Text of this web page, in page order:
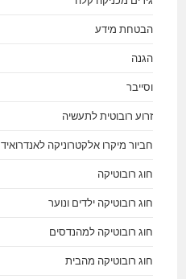
הבטחת מידע
הגנה
וסייבר
זרוע רובוטית לתעשיה
חביור מיקרו אלקטרוניקה לאנדרואיד
חוג רובוטיקה
חוג רובוטיקה ילדים ונוער
חוג רובוטיקה למהנדסים
חוג רובוטיקה מהבית